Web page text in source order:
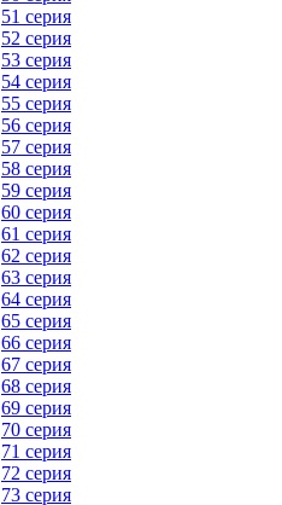
51 серия
52 серия
53 серия
54 серия
55 серия
56 серия
57 серия
58 серия
59 серия
60 серия
61 серия
62 серия
63 серия
64 серия
65 серия
66 серия
67 серия
68 серия
69 серия
70 серия
71 серия
72 серия
73 серия